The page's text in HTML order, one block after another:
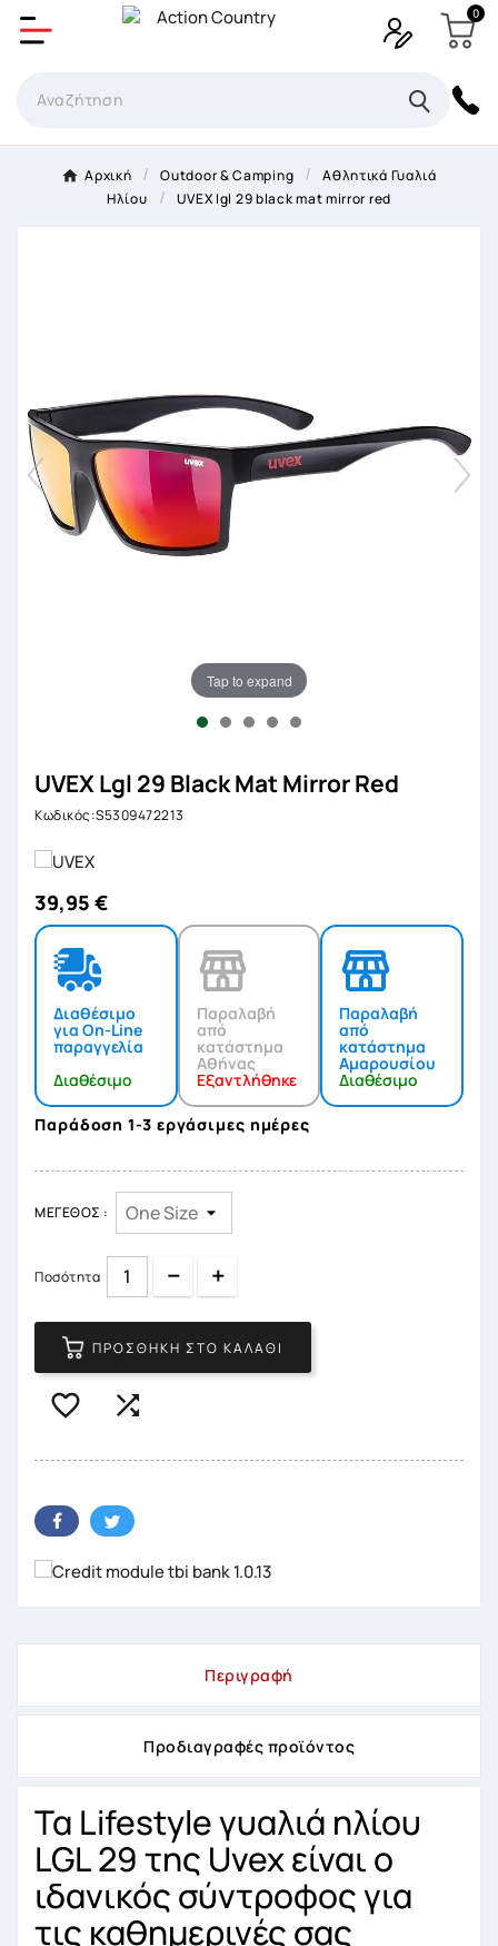
0
Αρχική Outdoor & Camping
Αθλητικά Γυαλιά
Ηλίου
UVEX lgl 29 black mat mirror red
Tap to expand
UVEX Lgl 29 Black Mat Mirror Red
Κωδικός:S5309472213
39,95 €
Διαθέσιμο
για On-Line
παραγγελία
Διαθέσιμο
Παραλαβή
από
κατάστημα
Αθήνας
Εξαντλήθηκε
Παραλαβή
από
κατάστημα
Αμαρουσίου
Διαθέσιμο
Παράδοση 1-3 εργάσιμες ημέρες
ΜΈΓΕΘΟΣ :
Ποσότητα Quantity
ΠΡΟΣΘΉΚΗ ΣΤΟ ΚΑΛΆΘΙ
 
Περιγραφή
Προδιαγραφές προϊόντος
Τα Lifestyle γυαλιά ηλίου
LGL 29 της Uvex είναι ο
ιδανικός σύντροφος για
τις καθημερινές σας
Δημιουργία λίστα επιθυμητών
×
Όνομα Λίστα επιθυμιτών
Ακύρωση Δημιουργία λίστα επιθυμητών